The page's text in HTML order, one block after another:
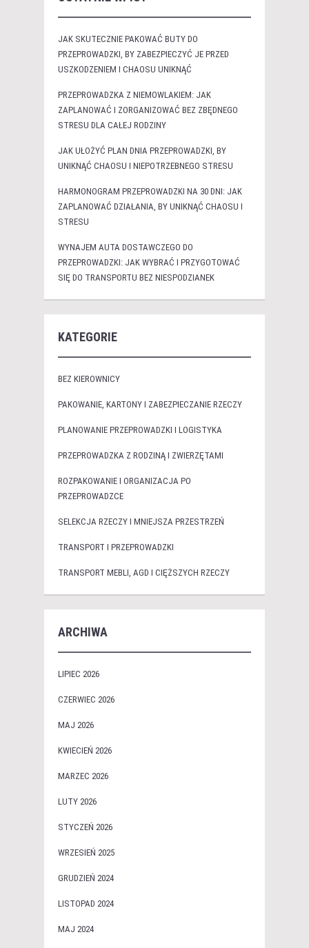
JAK SKUTECZNIE PAKOWAĆ BUTY DO
PRZEPROWADZKI, BY ZABEZPIECZYĆ JE PRZED
USZKODZENIEM I CHAOSU UNIKNĄĆ
PRZEPROWADZKA Z NIEMOWLAKIEM: JAK
ZAPLANOWAĆ I ZORGANIZOWAĆ BEZ ZBĘDNEGO
STRESU DLA CAŁEJ RODZINY
JAK UŁOŻYĆ PLAN DNIA PRZEPROWADZKI, BY
UNIKNĄĆ CHAOSU I NIEPOTRZEBNEGO STRESU
HARMONOGRAM PRZEPROWADZKI NA 30 DNI: JAK
ZAPLANOWAĆ DZIAŁANIA, BY UNIKNĄĆ CHAOSU I
STRESU
WYNAJEM AUTA DOSTAWCZEGO DO
PRZEPROWADZKI: JAK WYBRAĆ I PRZYGOTOWAĆ
SIĘ DO TRANSPORTU BEZ NIESPODZIANEK
KATEGORIE
BEZ KIEROWNICY
PAKOWANIE, KARTONY I ZABEZPIECZANIE RZECZY
PLANOWANIE PRZEPROWADZKI I LOGISTYKA
PRZEPROWADZKA Z RODZINĄ I ZWIERZĘTAMI
ROZPAKOWANIE I ORGANIZACJA PO
PRZEPROWADZCE
SELEKCJA RZECZY I MNIEJSZA PRZESTRZEŃ
TRANSPORT I PRZEPROWADZKI
TRANSPORT MEBLI, AGD I CIĘŻSZYCH RZECZY
ARCHIWA
LIPIEC 2026
CZERWIEC 2026
MAJ 2026
KWIECIEŃ 2026
MARZEC 2026
LUTY 2026
STYCZEŃ 2026
WRZESIEŃ 2025
GRUDZIEŃ 2024
LISTOPAD 2024
MAJ 2024